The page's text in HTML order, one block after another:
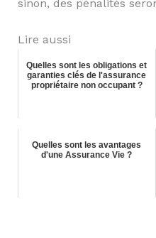
sinon, des pénalités
Lire aussi
Quelles sont les obligations et
garanties clés de l'assurance
propriétaire non occupant ?
Quelles sont les avantages
d'une Assurance Vie ?